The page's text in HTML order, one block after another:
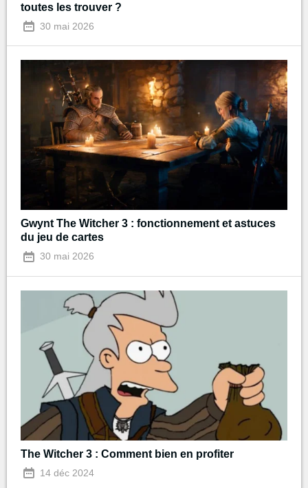
toutes les trouver ?
30 mai 2026
Gwynt The Witcher 3 : fonctionnement et astuces
du jeu de cartes
30 mai 2026
The Witcher 3 : Comment bien en profiter
14 déc 2024